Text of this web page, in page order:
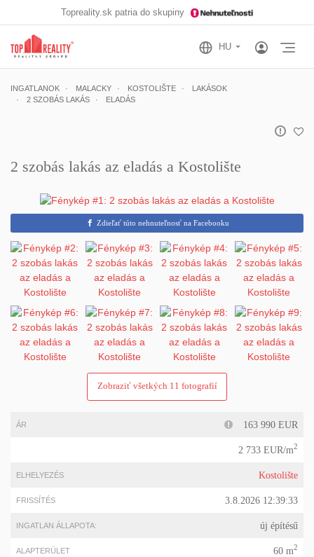
Topreality.sk patria do skupiny
INGATLANOK MALACKY KOSTOLIŠTE
LAKÁSOK
2 SZOBÁS LAKÁS
ELADÁS
2 szobás lakás az eladás a Kostolište
Zdieľať túto nehnuteľnosť na Facebooku
Zobraziť všetkých 11 fotografií
ÁR 163 990 EUR
2 733 EUR/m2
ELHELYEZÉS Kostolište
FRISSÍTÉS 3.8.2026 12:39:33
INGATLAN ÁLLAPOTA: új építésű
ALAPTERÜLET 60 m2